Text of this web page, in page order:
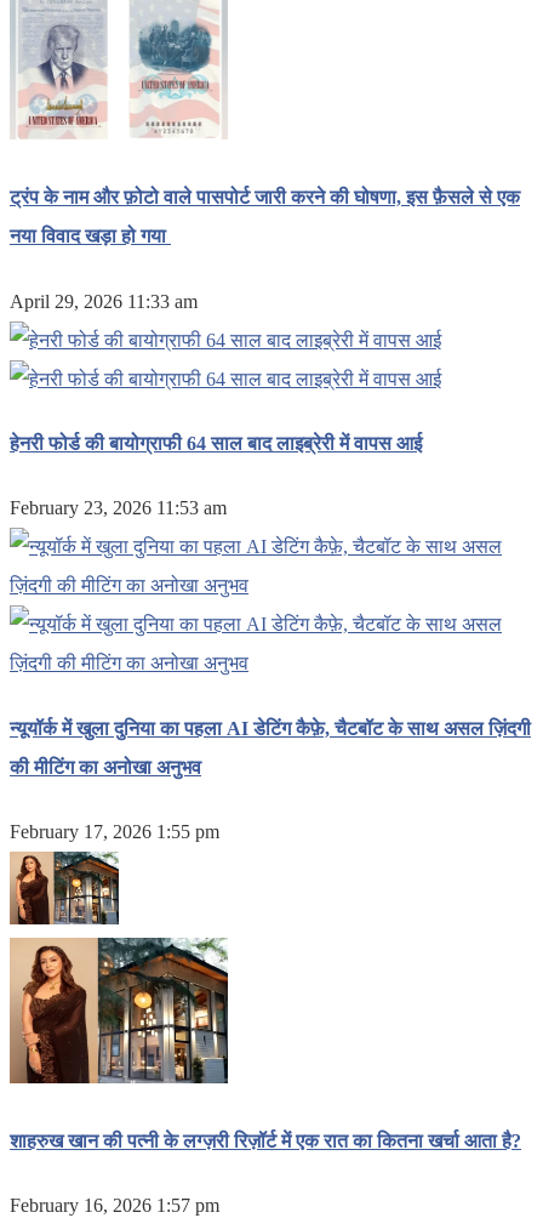
ट्रंप के नाम और फ़ोटो वाले पासपोर्ट जारी करने की घोषणा, इस फ़ैसले से एक
नया विवाद खड़ा हो गया
April 29, 2026 11:33 am
हेनरी फोर्ड की बायोग्राफी 64 साल बाद लाइब्रेरी में वापस आई
February 23, 2026 11:53 am
न्यूयॉर्क में खुला दुनिया का पहला AI डेटिंग कैफ़े, चैटबॉट के साथ असल ज़िंदगी
की मीटिंग का अनोखा अनुभव
February 17, 2026 1:55 pm
शाहरुख खान की पत्नी के लग्ज़री रिज़ॉर्ट में एक रात का कितना खर्चा आता है?
February 16, 2026 1:57 pm